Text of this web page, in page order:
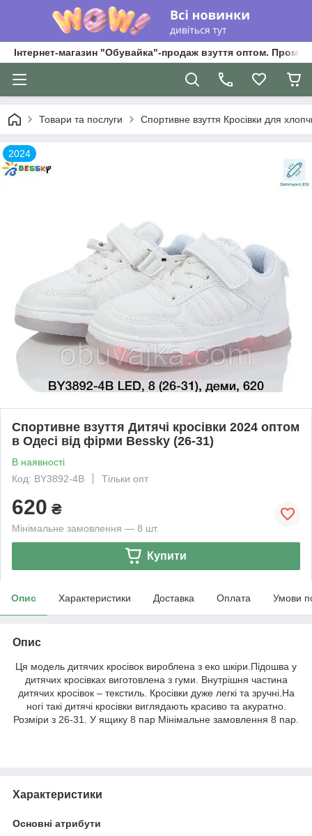
Інтернет-магазин "Обувайка"-продаж взуття оптом.
Товари та послуги Спортивне взуття Кросівки для
2024
Спортивне взуття Дитячі кросівки 2024 оптом
в Одесі від фірми Bessky (26-31)
В наявності
Код: BY3892-4B
Тільки опт
620 ₴
Мінімальне замовлення — 8 шт.
Купити
Опис Характеристики Доставка Оплата Умови
Опис
Ця модель дитячих кросівок вироблена з еко шкіри.Підошва у
дитячих кросівках виготовлена ​​з гуми. Внутрішня частина
дитячих кросівок – текстиль. Кросівки дуже легкі та зручні.На
ногі такі дитячі кросівки виглядають красиво та акуратно.
Розміри з 26-31. У ящику 8 пар Мінімальне замовлення 8 пар.
Характеристики
Основні атрибути